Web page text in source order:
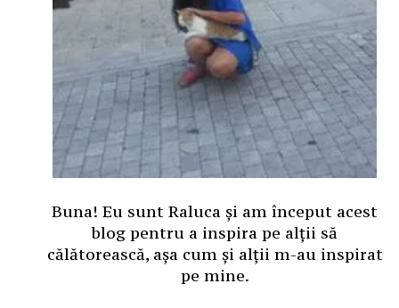
Buna! Eu sunt Raluca și am început acest
blog pentru a inspira pe alții să
călătorească, așa cum și alții m-au inspirat
pe mine.